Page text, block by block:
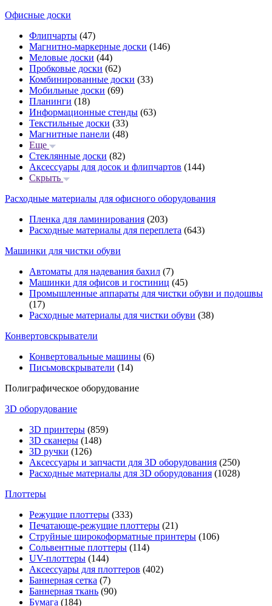
Офисные доски
Флипчарты (47)
Магнитно-маркерные доски (146)
Меловые доски (44)
Пробковые доски (62)
Комбинированные доски (33)
Мобильные доски (69)
Планинги (18)
Информационные стенды (63)
Текстильные доски (33)
Магнитные панели (48)
Еще
Стеклянные доски (82)
Аксессуары для досок и флипчартов (144)
Скрыть
Расходные материалы для офисного оборудования
Пленка для ламинирования (203)
Расходные материалы для переплета (643)
Машинки для чистки обуви
Автоматы для надевания бахил (7)
Машинки для офисов и гостиниц (45)
Промышленные аппараты для чистки обуви и подошвы
(17)
Расходные материалы для чистки обуви (38)
Конвертовскрыватели
Конвертовальные машины (6)
Письмовскрыватели (14)
Полиграфическое оборудование
3D оборудование
3D принтеры (859)
3D сканеры (148)
3D ручки (126)
Аксессуары и запчасти для 3D оборудования (250)
Расходные материалы для 3D оборудования (1028)
Плоттеры
Режущие плоттеры (333)
Печатающе-режущие плоттеры (21)
Струйные широкоформатные принтеры (106)
Сольвентные плоттеры (114)
UV-плоттеры (144)
Аксессуары для плоттеров (402)
Баннерная сетка (7)
Баннерная ткань (90)
Бумага (184)